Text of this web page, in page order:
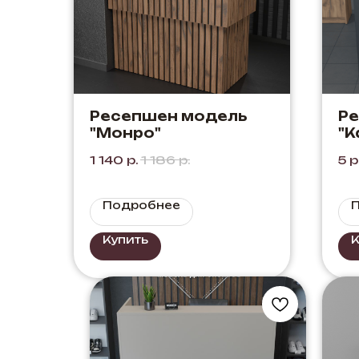
Ресепшен модель
"Монро"
1 140 р. 1 186 р.
Подробнее
Купить
5